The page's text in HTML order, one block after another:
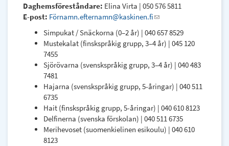
e-
mail)
Daghemsföreståndare: Elina Virta | 050 576 5811
E-post: Förnamn.efternamn@kaskinen.fi(link
e-
mail)
Simpukat / Snäckorna (0–2 år) | 040 657 8529
Mustekalat (finskspråkig grupp, 3–4 år) | 045 120
7455
Sjörövarna (svenskspråkig grupp, 3–4 år) | 040 483
7481
Hajarna (svenskspråkig grupp, 5-åringar) | 040 511
6735
Hait (finskspråkig grupp, 5-åringar) | 040 610 8123
Delfinerna (svenska förskolan) | 040 511 6735
Merihevoset (suomenkielinen esikoulu) | 040 610
8123